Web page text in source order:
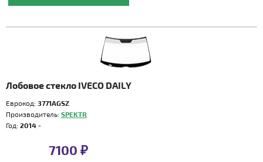
Лобовое стекло IVECO DAILY
Еврокод: 3771AGSZ
Производитель: SPEKTR
Год: 2014 -
7100 ₽